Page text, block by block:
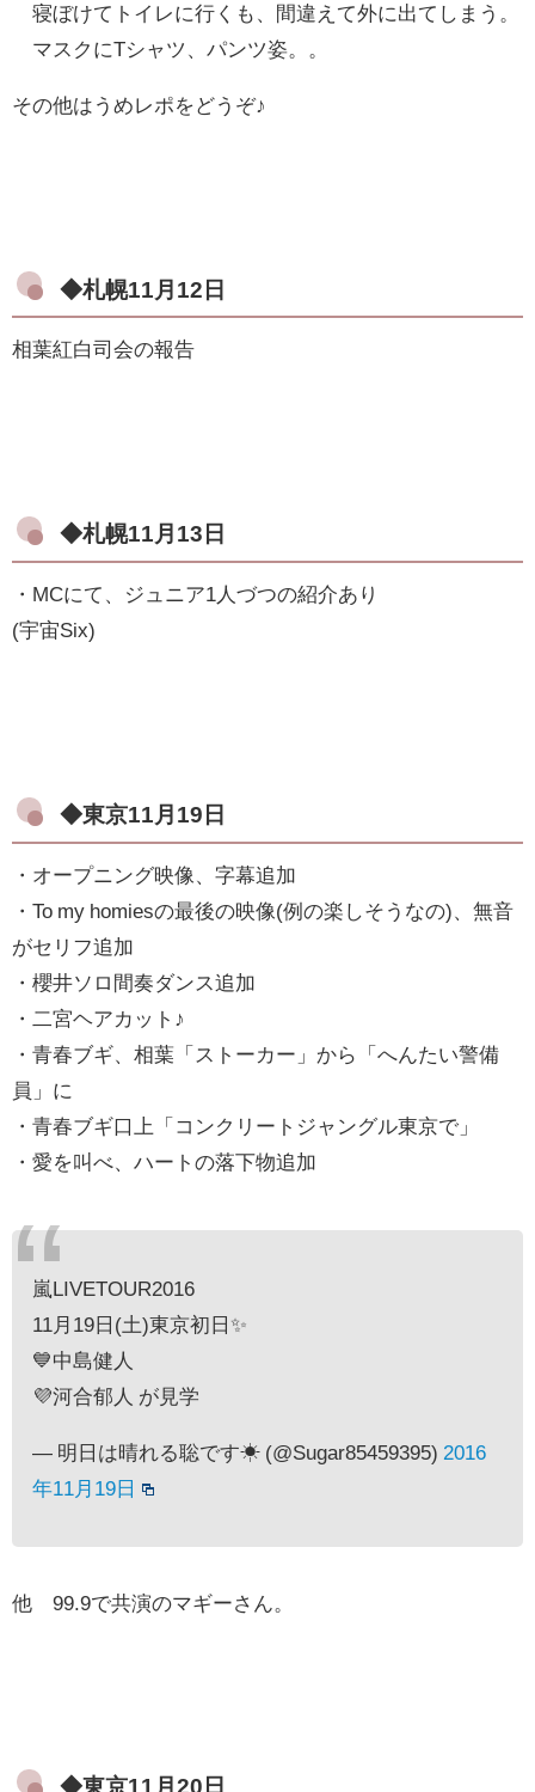
寝ぼけてトイレに行くも、間違えて外に出てしまう。
マスクにTシャツ、パンツ姿。。
その他はうめレポをどうぞ♪
◆札幌11月12日
相葉紅白司会の報告
◆札幌11月13日
・MCにて、ジュニア1人づつの紹介あり
(宇宙Six)
◆東京11月19日
・オープニング映像、字幕追加
・To my homiesの最後の映像(例の楽しそうなの)、無音
がセリフ追加
・櫻井ソロ間奏ダンス追加
・二宮ヘアカット♪
・青春ブギ、相葉「ストーカー」から「へんたい警備
員」に
・青春ブギ口上「コンクリートジャングル東京で」
・愛を叫べ、ハートの落下物追加
嵐LIVETOUR2016
11月19日(土)東京初日✨
💙中島健人
💜河合郁人 が見学
— 明日は晴れる聡です☀︎ (@Sugar85459395) 2016
年11月19日
他 99.9で共演のマギーさん。
◆東京11月20日